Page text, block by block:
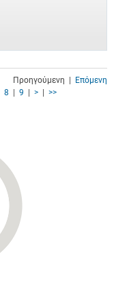
Προηγούμενη | Επόμενη
8 9 >| >>